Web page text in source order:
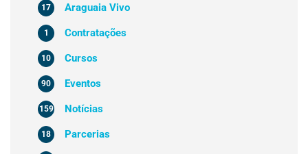
Araguaia Vivo
17
Contratações
1
Cursos
10
Eventos
90
Notícias
159
Parcerias
18